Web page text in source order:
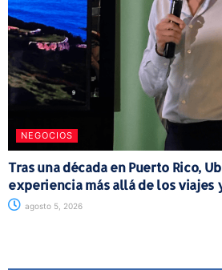
NEGOCIOS
Tras una década en Puerto Rico,
experiencia más allá de los viajes
agosto 5, 2026